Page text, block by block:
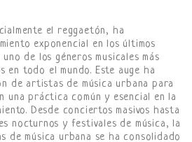
el reggaetón, ha
exponencial en los últimos
de los géneros musicales más
en todo el mundo. Este auge ha
de artistas de música urbana para
una práctica común y esencial en la
Desde conciertos masivos hasta
nocturnos y festivales de música, la
música urbana se ha consolidado